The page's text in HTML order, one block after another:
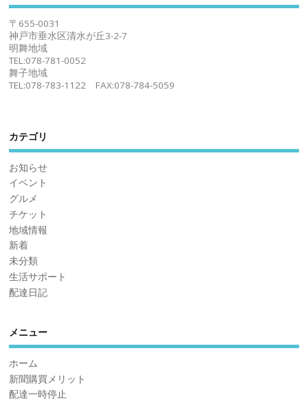
〒655-0031
神戸市垂水区清水が丘3-2-7
明舞地域
TEL:078-781-0052
舞子地域
TEL:078-783-1122 FAX:078-784-5059
カテゴリ
お知らせ
イベント
グルメ
チケット
地域情報
新着
未分類
生活サポート
配達日記
メニュー
ホーム
新聞購買メリット
配達一時停止